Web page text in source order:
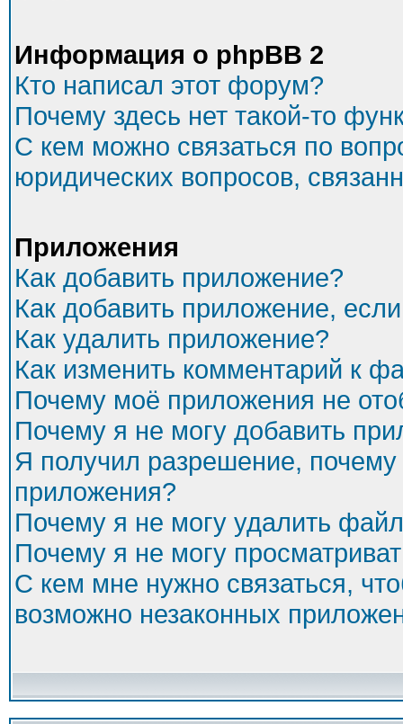
Информация о phpBB 2
Кто написал этот форум?
Почему здесь нет такой-то
С кем можно связаться по
юридических вопросов,
Приложения
Как добавить приложение?
Как добавить приложение,
Как удалить приложение?
Как изменить комментарий к
Почему моё приложения не
Почему я не могу добавить
Я получил разрешение,
приложения?
Почему я не могу удалить
Почему я не могу
С кем мне нужно связаться,
возможно незаконных